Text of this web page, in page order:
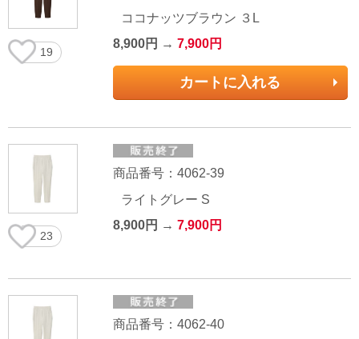
19
ココナッツブラウン ３L
8,900円 → 7,900円
カートに入れる
23
商品番号：4062-39
ライトグレー S
8,900円 → 7,900円
商品番号：4062-40